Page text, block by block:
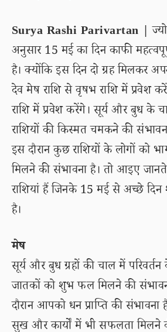
Surya Rashi Parivartan |
अनुसार 15 मई का दिन काफी
है। क्योंकि इस दिन दो ग्रह मिलकर
देव मेष राशि से वृषभ राशि में प्रवेश
राशि में प्रवेश करेंगे। सूर्य और बुध के
राशियों की किस्मत चमकने की
इस दौरान कुछ राशियों के लोगों को
मिलने की संभावना है। तो आइए
राशियां हैं जिनके 15 मई से अच्छे दिन
है।
मेष
सूर्य और बुध ग्रहों की चाल में
जातकों को शुभ फल मिलने की
दौरान आपको धन प्राप्ति की संभावना
सुख और कार्यों में भी सफलता मिलने